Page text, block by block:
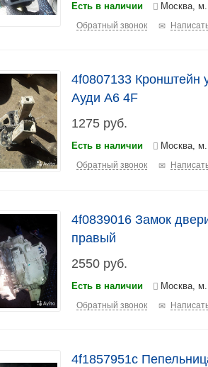
Есть в наличии Москва,
Обратный звонок
4f0807133 Кронштейн
Ауди А6 4F
1275 руб.
Есть в наличии Москва,
Обратный звонок
4f0839016 Замок
правый
2550 руб.
Есть в наличии Москва,
Обратный звонок
4f1857951c